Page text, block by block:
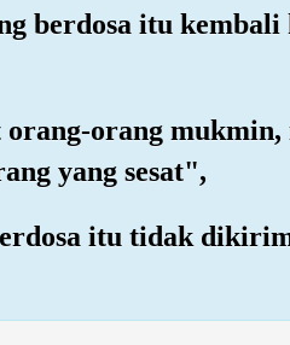
berdosa itu
orang
yang sesat",
itu tidak